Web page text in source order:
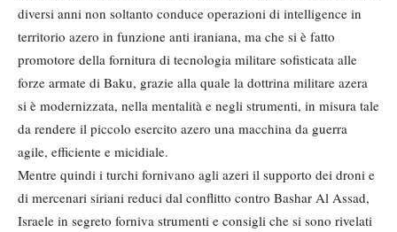
diversi anni non soltanto conduce operazioni di intelligence in
territorio azero in funzione anti iraniana, ma che si è fatto
promotore della fornitura di tecnologia militare sofisticata alle
forze armate di Baku, grazie alla quale la dottrina militare azera
si è modernizzata, nella mentalità e negli strumenti, in misura tale
da rendere il piccolo esercito azero una macchina da guerra
agile, efficiente e micidiale.
Mentre quindi i turchi fornivano agli azeri il supporto dei droni e
di mercenari siriani reduci dal conflitto contro Bashar Al Assad,
Israele in segreto forniva strumenti e consigli che si sono rivelati